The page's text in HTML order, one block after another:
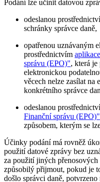
Podání lze učinit datovou
odeslanou
schránky správce daně,
opatřenou uznávaným
prostřednictvím
správu (EPO)", která
elektronickou
věcech nelze zasílat na
konkrétního správce
odeslanou
Finanční správu (EPO)"
způsobem, kterým se
Účinky podání má rovněž
použití datové zprávy bez
za použití jiných přenosových
způsobilý přijmout, pokud je
došlo správci daně,